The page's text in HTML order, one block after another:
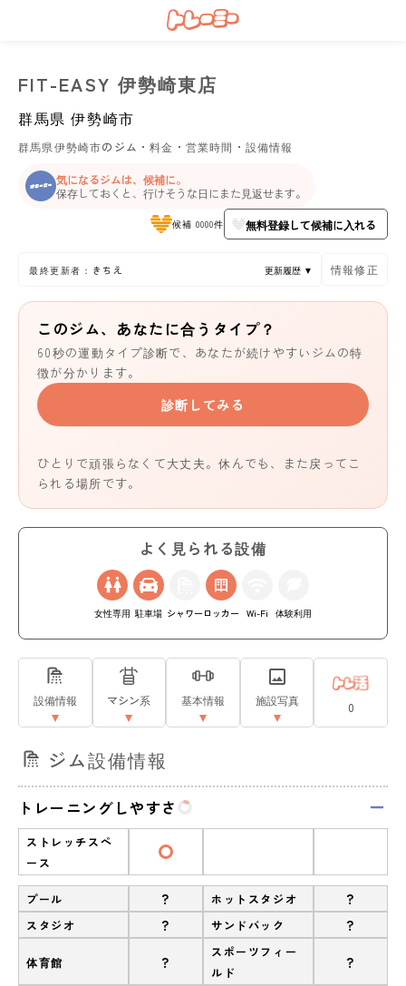
FIT-EASY 伊勢崎東店
群馬県 伊勢崎市
群馬県伊勢崎市のジム・料金・営業時間・設備情報
気になるジムは、候補に。
保存しておくと、行けそうな日にまた見返せます。
候補 0000件 無料登録して候補に入れる
最終更新者：きちえ 更新履歴 ▼ 情報修正
このジム、あなたに合うタイプ？
60秒の運動タイプ診断で、あなたが続けやすいジムの特
徴が分かります。
診断してみる
ひとりで頑張らなくて大丈夫。休んでも、また戻ってこ
られる場所です。
よく見られる設備
女性専用 駐車場 シャワー ロッカー Wi-Fi 体験利用
設備情報 マシン系 基本情報 施設写真 0
ジム設備情報
トレーニングしやすさ
ストレッチスペ
ース
プール ? ホットスタジオ ?
スタジオ ? サンドバック ?
体育館 ?
スポーツフィー
ルド
?